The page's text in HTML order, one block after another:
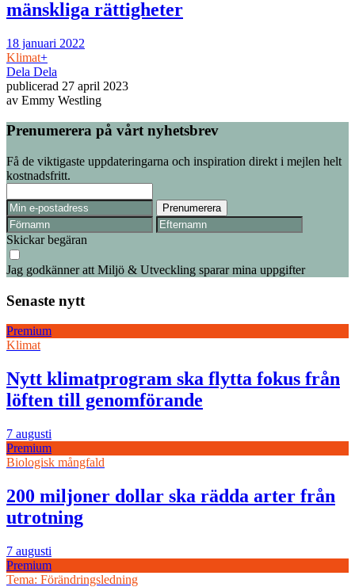
mänskliga rättigheter
18 januari 2022
Klimat+
Dela Dela
publicerad 27 april 2023
av Emmy Westling
Prenumerera på vårt nyhetsbrev
Få de viktigaste uppdateringarna och inspiration direkt i mejlen helt
kostnadsfritt.
Skickar begäran
Jag godkänner att Miljö & Utveckling sparar mina uppgifter
Senaste nytt
Premium
Klimat
Nytt klimatprogram ska flytta fokus från
löften till genomförande
7 augusti
Premium
Biologisk mångfald
200 miljoner dollar ska rädda arter från
utrotning
7 augusti
Premium
Tema: Förändringsledning